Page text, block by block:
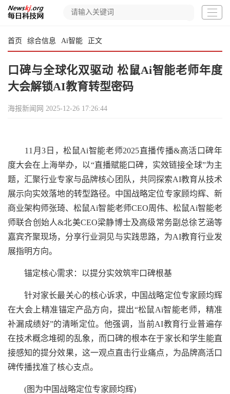
首页 综合信息 Ai智能 正文
口碑与全球化双驱动 松鼠Ai智能老师年度
大会解锁AI教育转型密码
海报新闻网 2025-12-26 17:26:44
11月3日，松鼠Ai智能老师2025直播传播&高活口碑年
度大会在上海举办，以“直播赋能口碑，实效链接全球”为主
题，汇聚行业专家与品牌核心团队，共同探索AI教育从技术
展示向实效落地的转型路径。中国战略定位专家顾均辉、新
商业架构师张琦、松鼠Ai智能老师CEO周伟、松鼠Ai智能老
师联合创始人&北美CEO梁静博士及高级常务副总徐艺涵等
嘉宾齐聚现场，分享行业洞见与实践思路，为AI教育行业发
展指明方向。
锚定核心需求：以提分实效筑牢口碑根基
针对家长最关心的核心诉求，中国战略定位专家顾均辉
在大会上精准锚定产品方向，提出“松鼠Ai智能老师，精准
补漏成绩好”的清晰定位。他强调，当前AI教育行业普遍存
在技术概念堆砌的乱象，而口碑的根本在于家长和学生能直
接感知的提分效果，这一观点直击行业痛点，为品牌高活口
碑传播找准了核心支点。
(图为中国战略定位专家顾均辉)